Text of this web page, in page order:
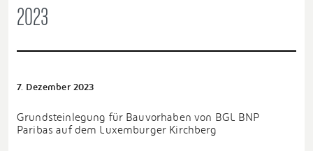
2023
7. Dezember 2023
Grundsteinlegung für Bauvorhaben von BGL BNP
Paribas auf dem Luxemburger Kirchberg